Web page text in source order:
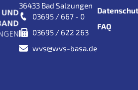
36433 Bad Salzungen
03695 / 667 - 0
03695 / 622 263
wvs@wvs-basa.de
FAQ